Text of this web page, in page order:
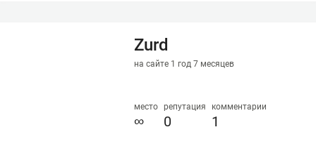
Zurd
на сайте 1 год 7 месяцев
место
∞
репутация
0
комментарии
1